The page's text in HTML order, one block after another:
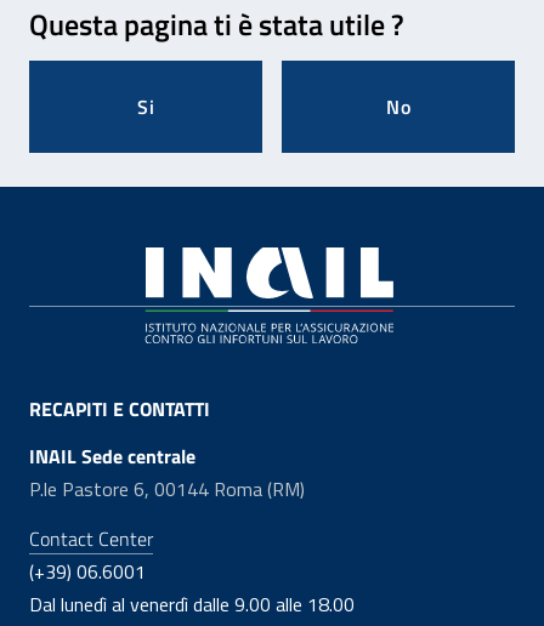
Questa pagina ti è stata utile ?
Si No
RECAPITI E CONTATTI
INAIL Sede centrale
P.le Pastore 6, 00144 Roma (RM)
Contact Center
(+39) 06.6001
Dal lunedì al venerdì dalle 9.00 alle 18.00